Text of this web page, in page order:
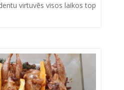
virtuvēs visos laikos top